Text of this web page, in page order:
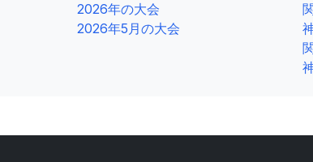
2026年の大会
2026年5月の大会